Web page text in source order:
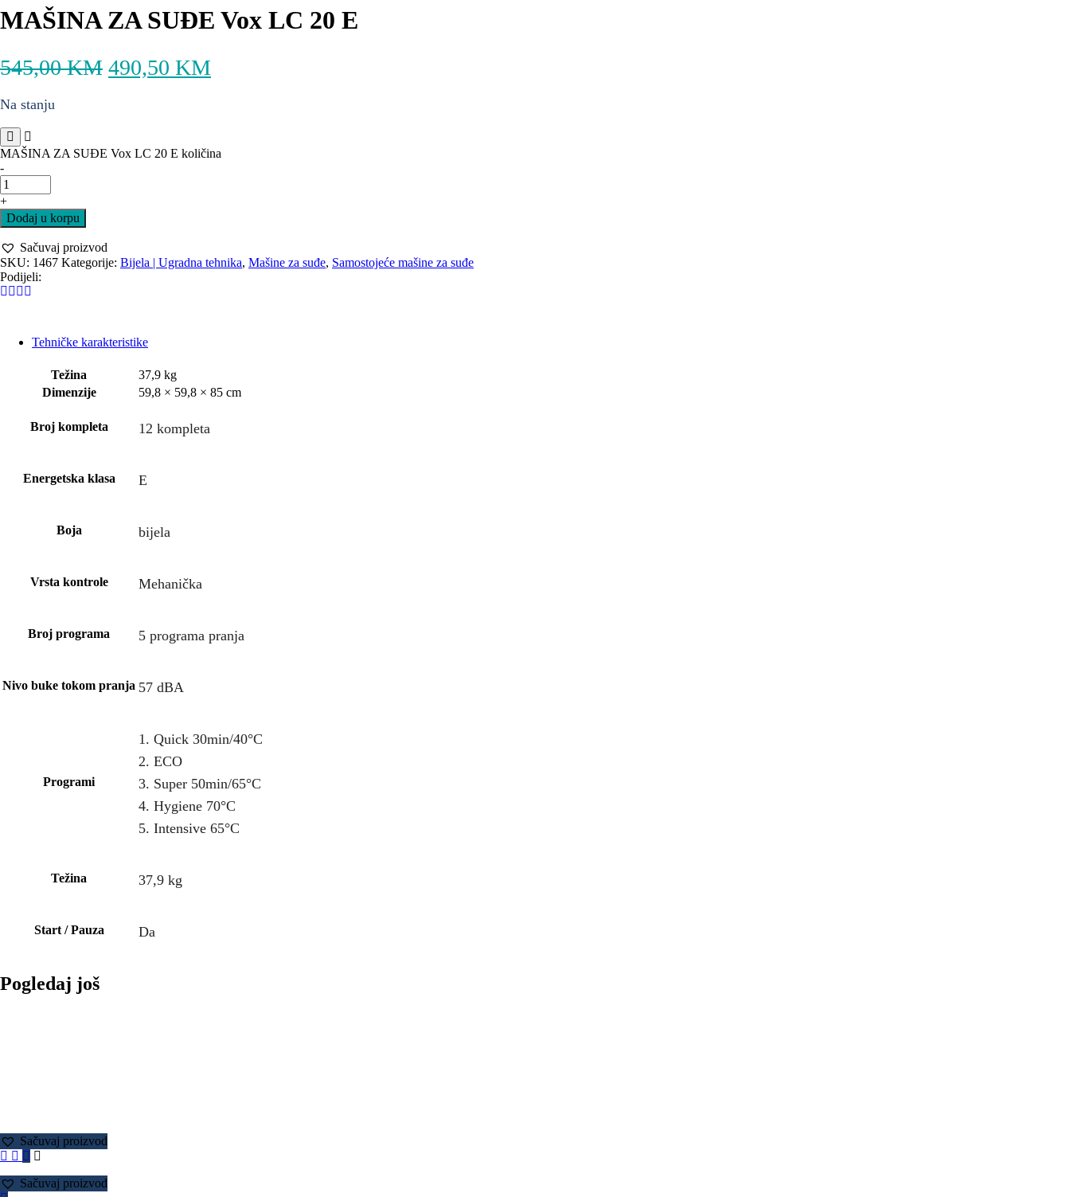
MAŠINA ZA SUĐE Vox LC 20 E
545,00KM 490,50 KM
Na stanju
MAŠINA ZA SUĐE Vox LC 20 E količina
-
+
Dodaj u korpu
Sačuvaj proizvod
SKU: 1467 Kategorije: Bijela | Ugradna tehnika, Mašine za suđe, Samostojeće mašine za suđe
Podijeli:
Tehničke karakteristike
Težina
37,9 kg
Dimenzije
59,8 × 59,8 × 85 cm
Broj kompleta 12 kompleta
Energetska klasa E
Boja bijela
Vrsta kontrole Mehanička
Broj programa 5 programa pranja
Nivo buke tokom pranja 57 dBA
Programi
1. Quick 30min/40°C
2. ECO
3. Super 50min/65°C
4. Hygiene 70°C
5. Intensive 65°C
Težina 37,9 kg
Start / Pauza Da
Pogledaj još
Sačuvaj proizvod
Sačuvaj proizvod